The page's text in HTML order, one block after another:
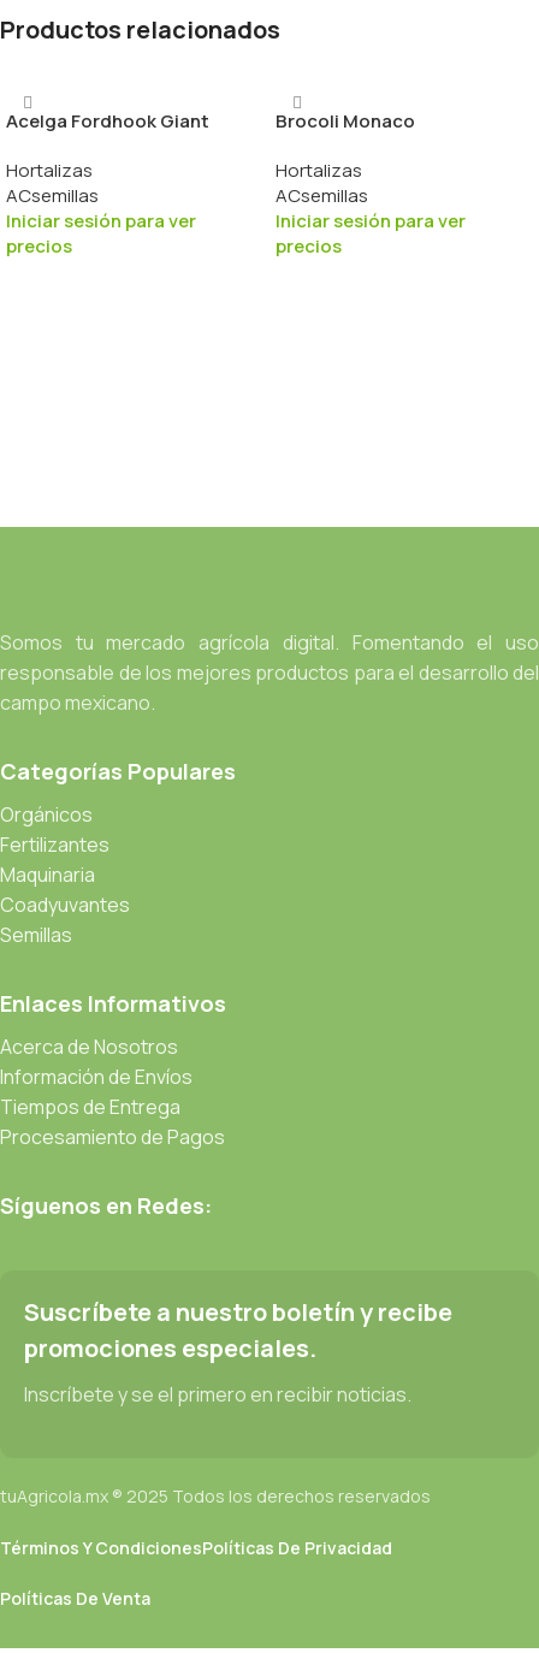
Productos relacionados
Acelga Fordhook Giant
Hortalizas
ACsemillas
Iniciar sesión para ver
precios
Brocoli Monaco
Hortalizas
ACsemillas
Iniciar sesión para ver
precios
Somos tu mercado agrícola digital. Fomentando el uso
responsable de los mejores productos para el desarrollo del
campo mexicano.
Categorías Populares
Orgánicos
Fertilizantes
Maquinaria
Coadyuvantes
Semillas
Enlaces Informativos
Acerca de Nosotros
Información de Envíos
Tiempos de Entrega
Procesamiento de Pagos
Síguenos en Redes:
Suscríbete a nuestro boletín y recibe
promociones especiales.
Inscríbete y se el primero en recibir noticias.
tuAgricola.mx ® 2025 Todos los derechos reservados
Términos Y CondicionesPolíticas De Privacidad
Políticas De Venta